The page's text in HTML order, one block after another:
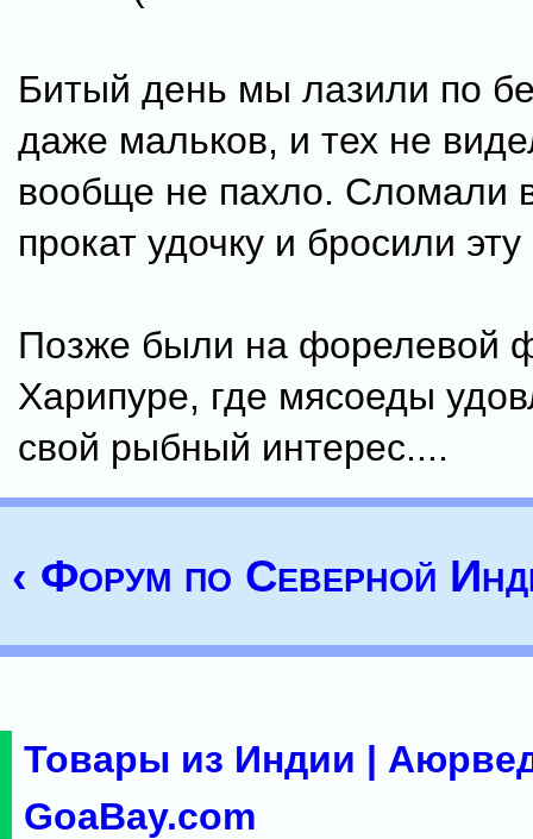
Битый день мы лазили по
даже мальков, и тех не
вообще не пахло. Сломали
прокат удочку и бросили
Позже были на форелевой
Харипуре, где мясоеды
свой рыбный интерес....
‹ Форум по Северной
Товары из Индии |
GoaBay.com